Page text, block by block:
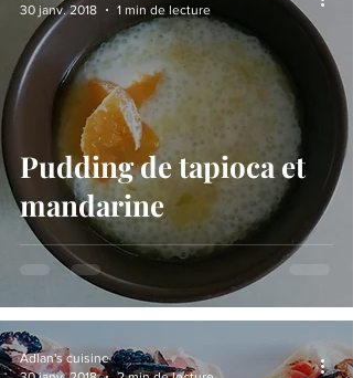
Pudding de tapioca et
mandarine
30 janv. 2018
1 min de lecture
Adlan's cuisine